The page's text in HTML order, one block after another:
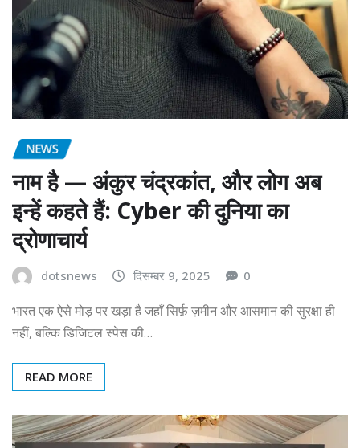
NEWS
नाम है — अंकुर चंद्रकांत, और लोग अब
इन्हें कहते हैं: Cyber की दुनिया का
द्रोणाचार्य
dotsnews दिसम्बर 9, 2025 0
भारत एक ऐसे मोड़ पर खड़ा है जहाँ सिर्फ़ ज़मीन और आसमान की सुरक्षा ही
नहीं, बल्कि डिजिटल स्पेस की…
READ MORE